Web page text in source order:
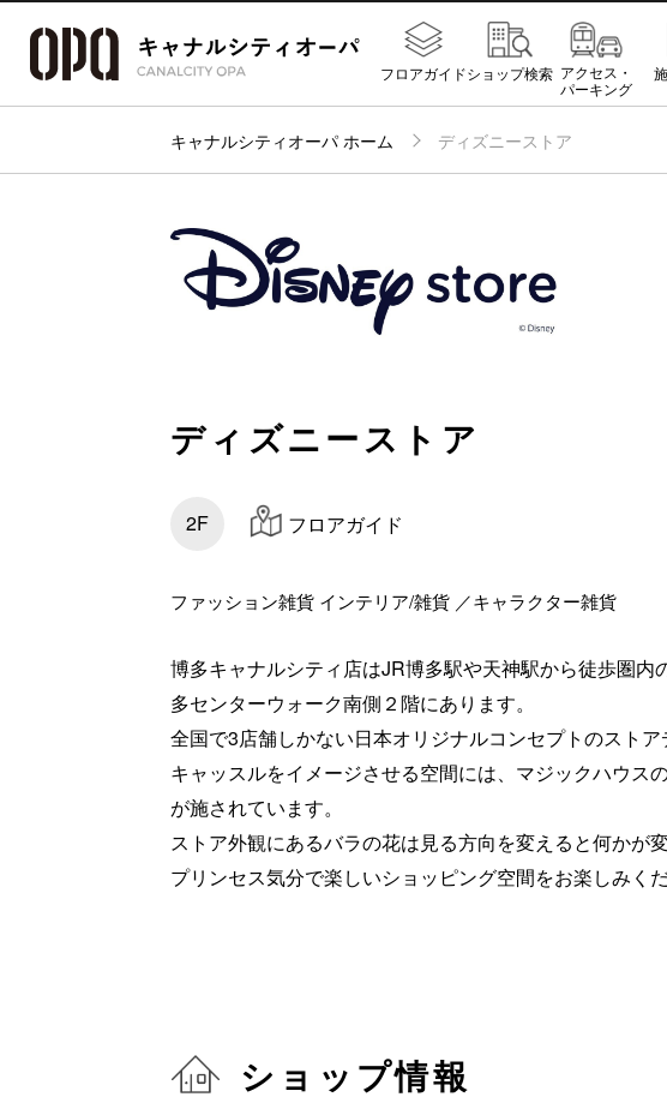
フロアガイドショップ検索 アクセス・
パーキング
キャナルシティオーパ ホーム ディズニーストア
ディズニーストア
2F フロアガイド
ファッション雑貨 インテリア/雑貨 ／キャラクター雑貨
博多キャナルシティ店はJR博多駅や天神駅から徒歩圏内
多センターウォーク南側２階にあります。
全国で3店舗しかない日本オリジナルコンセプトのストア
キャッスルをイメージさせる空間には、マジックハウス
が施されています。
ストア外観にあるバラの花は見る方向を変えると何かが変
プリンセス気分で楽しいショッピング空間をお楽しみくだ
ショップ情報